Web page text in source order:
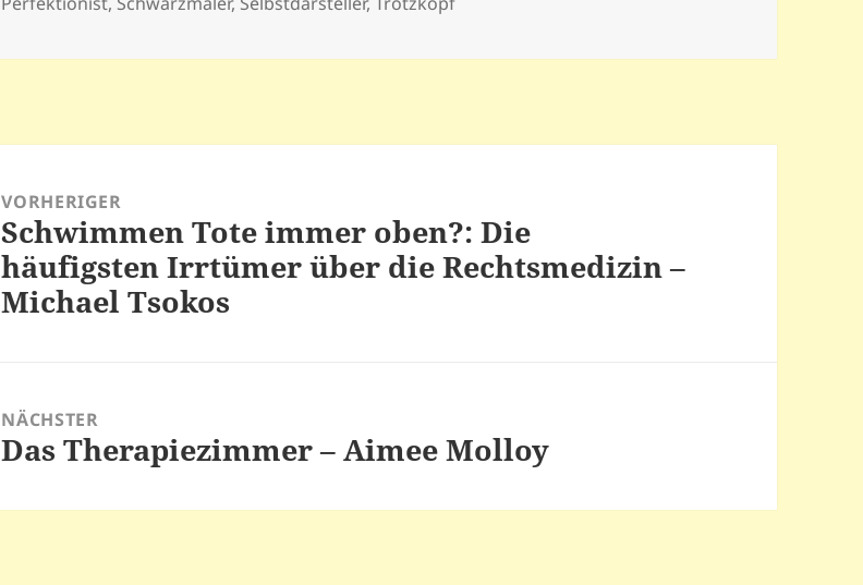
VORHERIGER
Vorheriger
Beitrag:
Schwimmen Tote immer oben?: Die
häufigsten Irrtümer über die Rechtsmedizin –
Michael Tsokos
NÄCHSTER
Nächster
Das Therapiezimmer – Aimee Molloy